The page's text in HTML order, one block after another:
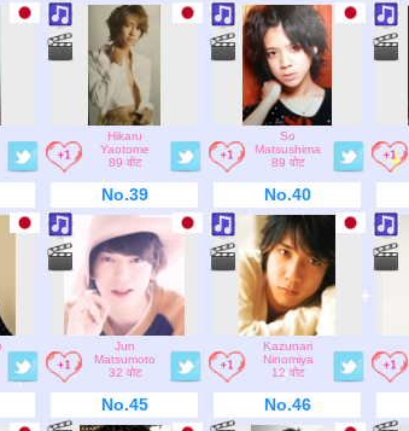
Hikaru
Yaotome
89 वोट
So
Matsushima
89 वोट
No.39
Jun
Matsumoto
32 वोट
No.40
Kazunari
Ninomiya
12 वोट
No.45 No.46